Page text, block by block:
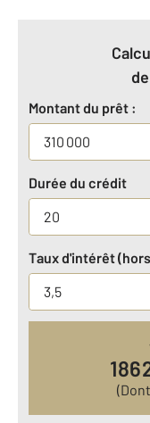
Montant du prêt :
Durée du crédit
Taux d'intérêt
(Dont